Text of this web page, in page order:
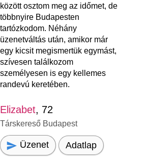
között osztom meg az időmet, de
többnyire Budapesten
tartózkodom. Néhány
üzenetváltás után, amikor már
egy kicsit megismertük egymást,
szívesen találkozom
személyesen is egy kellemes
randevú keretében.
Elizabet, 72
Társkereső Budapest
Üzenet Adatlap